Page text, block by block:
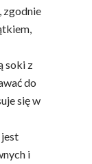
zgodnie
soki z
do
się w
i